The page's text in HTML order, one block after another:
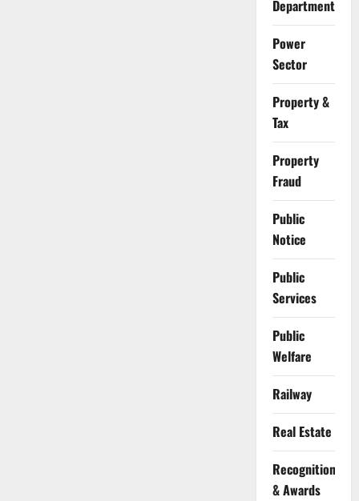
Department
Power
Sector
Property &
Tax
Property
Fraud
Public
Notice
Public
Services
Public
Welfare
Railway
Real Estate
Recognition
& Awards